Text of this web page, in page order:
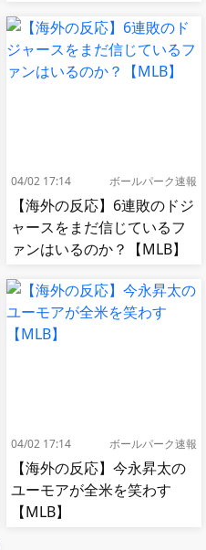
04/02 17:14 ボールパーク速報
【海外の反応】6連敗のドジ
ャースをまだ信じているフ
ァンはいるのか？【MLB】
04/02 17:14 ボールパーク速報
【海外の反応】今永昇太の
ユーモアが全米を笑わす
【MLB】